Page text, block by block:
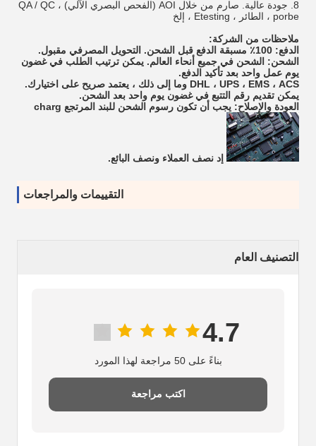
8. جودة عالية. صارم من خلال AOI (الفحص البصري الآلي) ، QA / QC
، porbe الطائر ، Etesting ، إلخ
ملاحظات من الشركة:
الدفع: 100٪ مسبقة الدفع قبل الشحن.
التحويل المصرفي مقبول.
الشحن: الشحن في جميع أنحاء العالم. يمكن ترتيب الطلب في غضون
يوم عمل واحد بعد تأكيد الدفع.
DHL ، UPS ، EMS ، ACS وما إلى ذلك ، يعتمد صريح على اختيارك.
يمكن تقديم رقم التتبع في غضون يوم واحد بعد الشحن.
العودة والإصلاح: يجب أن تكون رسوم الشحن للبند المرتجع charg
إد نصف العملاء ونصف البائع.
التقييمات والمراجعات
التصنيف العام
4.7
بناءً على 50 مراجعة لهذا المورد
اكتب مراجعة